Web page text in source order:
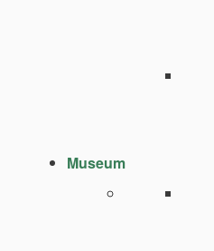
Museum